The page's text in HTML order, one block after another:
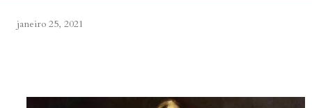
janeiro 25, 2021